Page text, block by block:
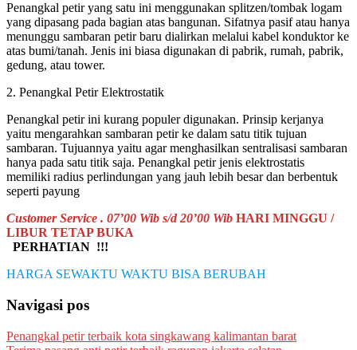
Penangkal petir yang satu ini menggunakan splitzen/tombak logam
yang dipasang pada bagian atas bangunan. Sifatnya pasif atau hanya
menunggu sambaran petir baru dialirkan melalui kabel konduktor ke
atas bumi/tanah. Jenis ini biasa digunakan di pabrik, rumah, pabrik,
gedung, atau tower.
2. Penangkal Petir Elektrostatik
Penangkal petir ini kurang populer digunakan. Prinsip kerjanya
yaitu mengarahkan sambaran petir ke dalam satu titik tujuan
sambaran. Tujuannya yaitu agar menghasilkan sentralisasi sambaran
hanya pada satu titik saja. Penangkal petir jenis elektrostatis
memiliki radius perlindungan yang jauh lebih besar dan berbentuk
seperti payung
Customer Service . 07’00 Wib s/d 20’00 Wib HARI MINGGU /
LIBUR TETAP BUKA
PERHATIAN !!!
HARGA SEWAKTU WAKTU BISA BERUBAH
Navigasi pos
Penangkal petir terbaik kota singkawang kalimantan barat